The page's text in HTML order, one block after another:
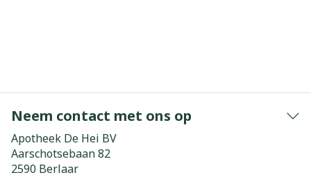
Neem contact met ons op
Apotheek De Hei BV
Aarschotsebaan 82
2590 Berlaar